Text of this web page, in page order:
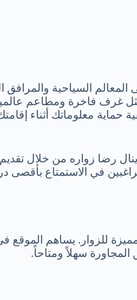
السياحية والمرافق
غرف فاخرة ومطاعم
حماية معلوماتك أثناء
رضا زواره من خلال
في الاستمتاع بأقصى
للزوار. يساهم الموقع
سهلاً ومتاحاً.